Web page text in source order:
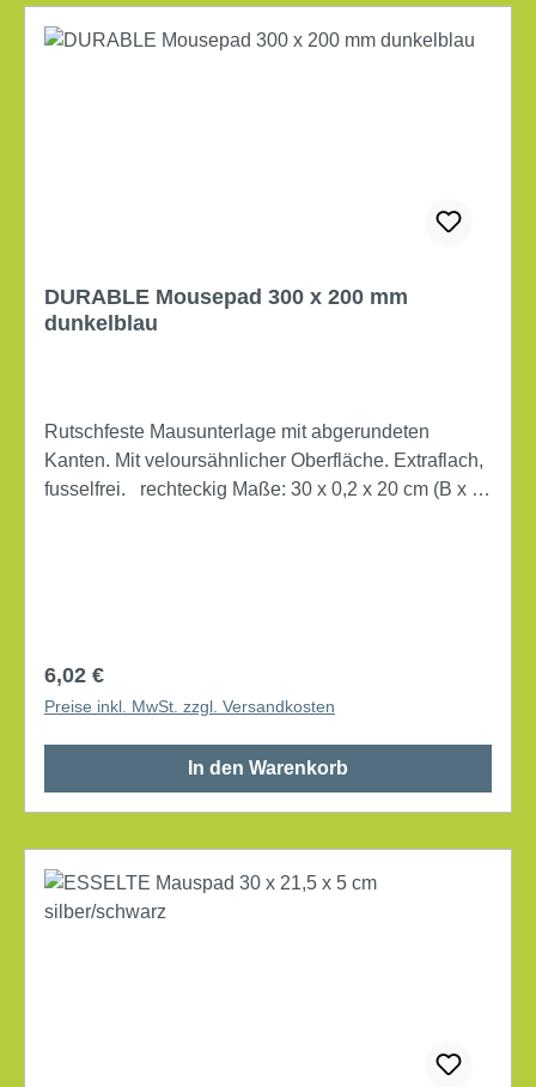
DURABLE Mousepad 300 x 200 mm
dunkelblau
Rutschfeste Mausunterlage mit abgerundeten
Kanten. Mit veloursähnlicher Oberfläche. Extraflach,
fusselfrei. rechteckig Maße: 30 x 0,2 x 20 cm (B x H
Regulärer Preis:
6,02 €
Preise inkl. MwSt. zzgl. Versandkosten
In den Warenkorb